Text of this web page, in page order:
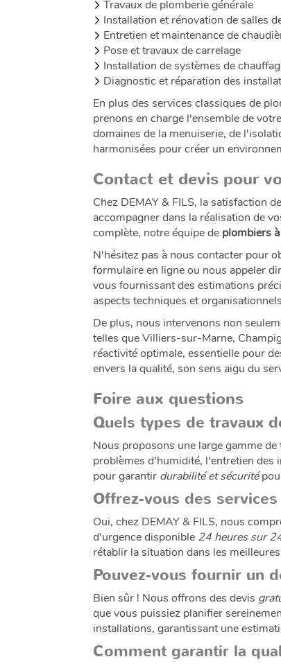
Travaux de plomberie générale
Installation et rénovation de salles
Entretien et maintenance de
Pose et travaux de carrelage
Installation de systèmes de
Diagnostic et réparation des
En plus des services classiques de
prenons en charge l'ensemble de
domaines de la menuiserie, de
harmonisées pour créer un
Contact et devis pour
Chez DEMAY & FILS, la satisfaction
accompagner dans la réalisation de
complète, notre équipe de plombiers
N'hésitez pas à nous contacter pour
formulaire en ligne ou nous appeler
vous fournissant des estimations
aspects techniques et
De plus, nous intervenons non
telles que Villiers-sur-Marne,
réactivité optimale, essentielle pour
envers la qualité, son sens aigu du
Foire aux questions
Quels types de travaux
Nous proposons une large gamme
problèmes d'humidité, l'entretien des
pour garantir durabilité et sécurité
Offrez-vous des
Oui, chez DEMAY & FILS, nous
d'urgence disponible 24 heures sur
rétablir la situation dans les
Pouvez-vous fournir un
Bien sûr ! Nous offrons des devis
que vous puissiez planifier
installations, garantissant une
Comment garantir la